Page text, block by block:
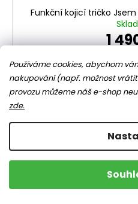
Používáme cookies, abychom
nakupování (např. možnost
provozu můžeme náš e-shop
zde.
Funkční kojicí tričko
1
S M
TIP